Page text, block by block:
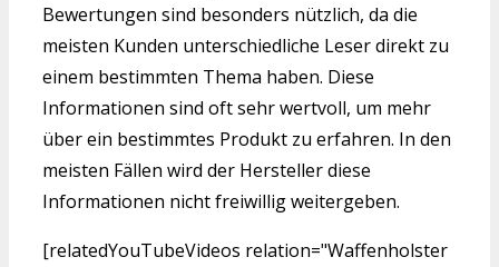
Bewertungen sind besonders nützlich, da die
meisten Kunden unterschiedliche Leser direkt zu
einem bestimmten Thema haben. Diese
Informationen sind oft sehr wertvoll, um mehr
über ein bestimmtes Produkt zu erfahren. In den
meisten Fällen wird der Hersteller diese
Informationen nicht freiwillig weitergeben.
[relatedYouTubeVideos relation="Waffenholster